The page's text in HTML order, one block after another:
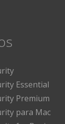
Essential
Premium
para Mac